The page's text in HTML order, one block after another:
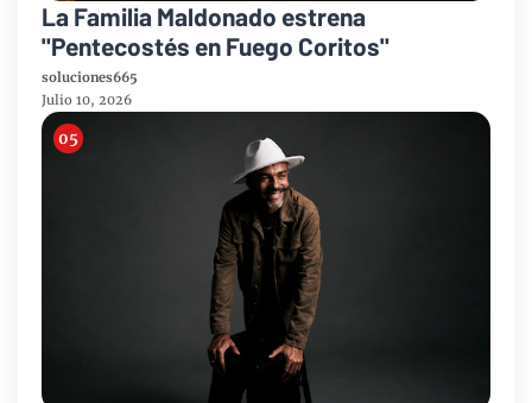
La Familia Maldonado estrena
"Pentecostés en Fuego Coritos"
soluciones665
Julio 10, 2026